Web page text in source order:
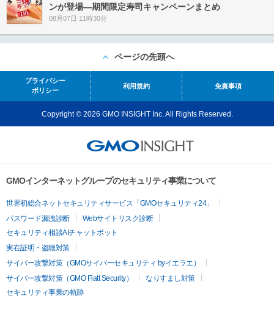
ンが登場―期間限定寿司キャンペーンまとめ
08月07日 11時30分
ページの先頭へ
プライバシー
ポリシー
利用規約 免責事項
Copyright © 2026 GMO INSIGHT Inc. All Rights Reserved.
GMOインターネットグループのセキュリティ事業について
世界初総合ネットセキュリティサービス「GMOセキュリティ24」
パスワード漏洩診断
Webサイトリスク診断
セキュリティ相談AIチャットボット
実在証明・盗聴対策
サイバー攻撃対策（GMOサイバーセキュリティ byイエラエ）
サイバー攻撃対策（GMO Flatt Security）
なりすまし対策
セキュリティ事業の軌跡